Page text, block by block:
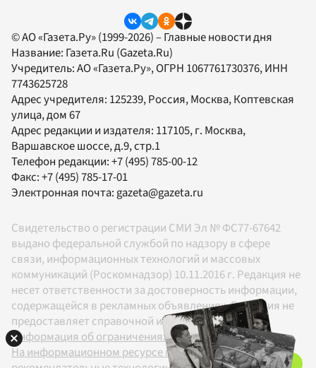
© АО «Газета.Ру» (1999-2026) – Главные новости дня
Название: Газета.Ru (Gazeta.Ru)
Учредитель:АО «Газета.Ру», ОГРН 1067761730376, ИНН
7743625728
Адрес учредителя: 125239, Россия, Москва, Коптевская
улица, дом 67
Адрес редакции и издателя: 117105, г. Москва,
Варшавское шоссе, д.9, стр.1
Телефон редакции:+7 (495) 785-00-12
Факс:+7 (495) 785-17-01
Электронная почта: gazeta@gazeta.ru
Свидетельство о регистрации СМИ Эл № ФС77-67642
выдано федеральной службой по надзору в сфере
связи, информационных технологий и массовых
коммуникаций (Роскомнадзор) 10.11.2016 г. Редакция не
несет ответственности за достоверность информации,
содержащейся в рекламных объявлениях. Редакция не
предоставляет справочной информации.
Информация об ограничениях
На информационном ресурсе применяются